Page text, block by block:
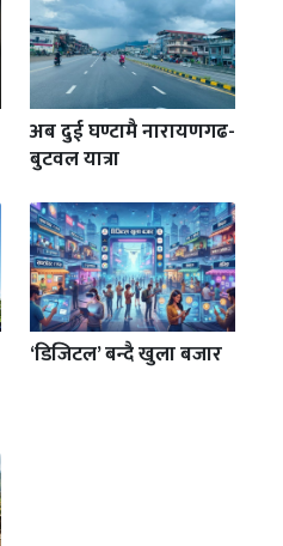
अब दुई घण्टामै नारायणगढ-
बुटवल यात्रा
‘डिजिटल’ बन्दै खुला बजार